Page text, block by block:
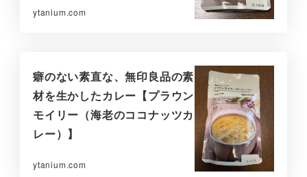
ytanium.com
癖のない素直な、無印良品の素
材を生かしたカレー【プラウン
モイリー（海老のココナッツカ
レー）】
ytanium.com